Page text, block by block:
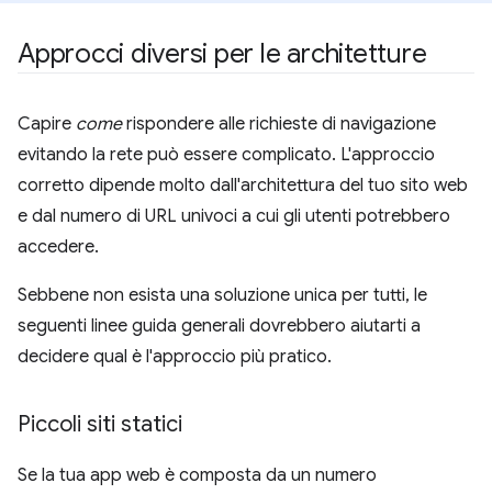
Approcci diversi per le architetture
Capire comerispondere alle richieste di navigazione
evitando la rete può essere complicato. L'approccio
corretto dipende molto dall'architettura del tuo sito web
e dal numero di URL univoci a cui gli utenti potrebbero
accedere.
Sebbene non esista una soluzione unica per tutti, le
seguenti linee guida generali dovrebbero aiutarti a
decidere qual è l'approccio più pratico.
Piccoli siti statici
Se la tua app web è composta da un numero